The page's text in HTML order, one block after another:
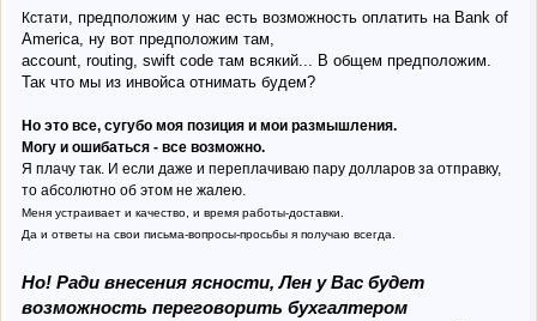
Кстати, предположим у нас есть возможность оплатить на Bank of
America, ну вот предположим там,
account, routing, swift code там всякий... В общем предположим.
Так что мы из инвойса отнимать будем?
Но это все, сугубо моя позиция и мои размышления.
Могу и ошибаться - все возможно.
Я плачу так. И если даже и переплачиваю пару долларов за отправку,
то абсолютно об этом не жалею.
Меня устраивает и качество, и время работы-доставки.
Да и ответы на свои письма-вопросы-просьбы я получаю всегда.
Но! Ради внесения ясности, Лен у Вас будет
возможность переговорить бухгалтером